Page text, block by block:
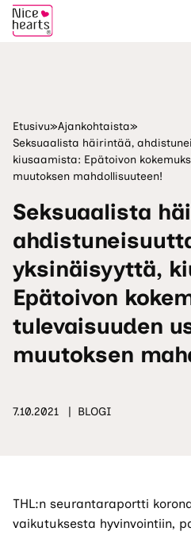
Etusivu»Ajankohtaista»
Seksuaalista häirintää,
kiusaamista: Epätoivon
muutoksen mahdollisuuteen!
Seksuaalista
yksinäisyyttä,
Epätoivon
tulevaisuuden
muutoksen
7.10.2021 BLOGI
THL:n seurantaraportti
vaikutuksesta hyvinvointiin,